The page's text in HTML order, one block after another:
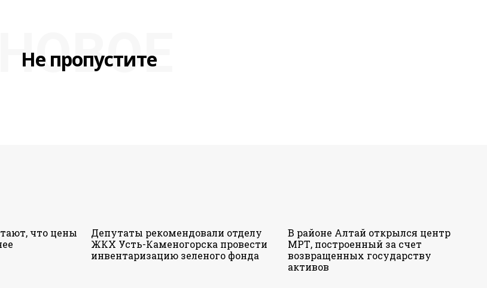
Не пропустите
НОВОЕ
что цены
Депутаты рекомендовали отделу
ЖКХ Усть-Каменогорска провести
инвентаризацию зеленого фонда
В районе Алтай открылся центр
МРТ, построенный за счет
возвращенных государству
активов